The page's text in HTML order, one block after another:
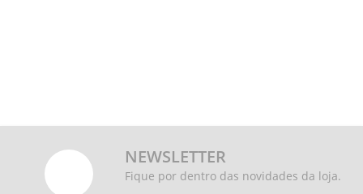
NEWSLETTER
Fique por dentro das novidades da loja.